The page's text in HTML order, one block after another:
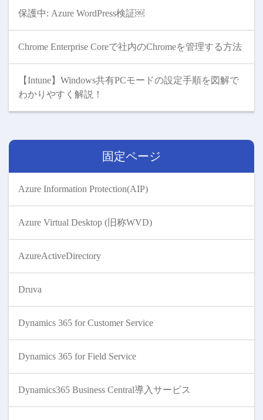
保護中: Azure WordPress検証￼
Chrome Enterprise Coreで社内のChromeを管理する方法
【Intune】Windows共有PCモードの設定手順を図解で
わかりやすく解説！
固定ページ
Azure Information Protection(AIP)
Azure Virtual Desktop (旧称WVD)
AzureActiveDirectory
Druva
Dynamics 365 for Customer Service
Dynamics 365 for Field Service
Dynamics365 Business Central導入サービス